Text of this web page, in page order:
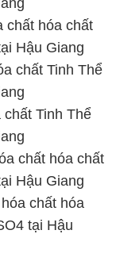
chất hóa chất
Hậu Giang
chất Tinh Thể
Tinh Thể
chất hóa chất
Hậu Giang
chất hóa
tại Hậu